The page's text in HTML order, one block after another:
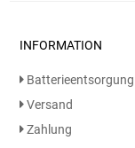
INFORMATION
Batterieentsorgung
Versand
Zahlung